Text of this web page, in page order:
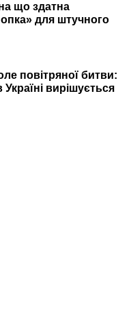
що здатна
для штучного
повітряної битви:
вирішується